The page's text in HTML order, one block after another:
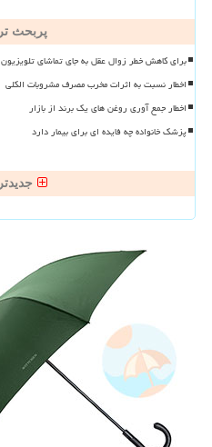
پربحث
برای کاهش خطر زوال عقل به جای تماشای تلویزیون
اخطار نسبت به اثرات مخرب مصرف مشروبات الکلی
اخطار جمع آوری روغن های یک برند از بازار
پزشک خانواده چه فایده ای برای بیمار دارد